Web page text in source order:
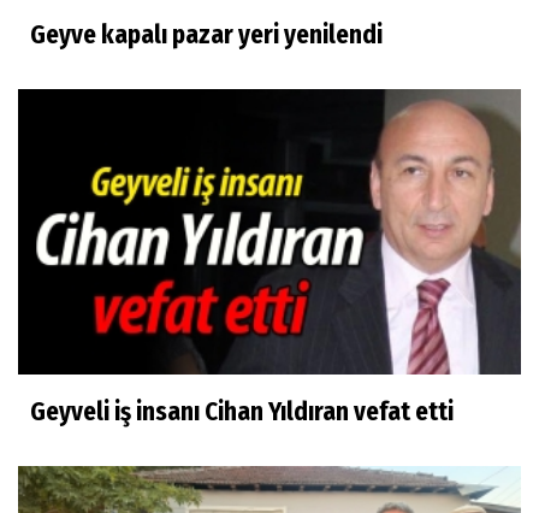
Geyve kapalı pazar yeri yenilendi
Geyveli iş insanı Cihan Yıldıran vefat etti